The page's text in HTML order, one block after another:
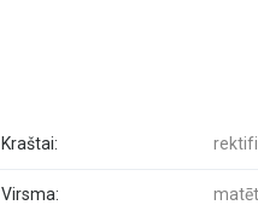
Kraštai:
Virsma: